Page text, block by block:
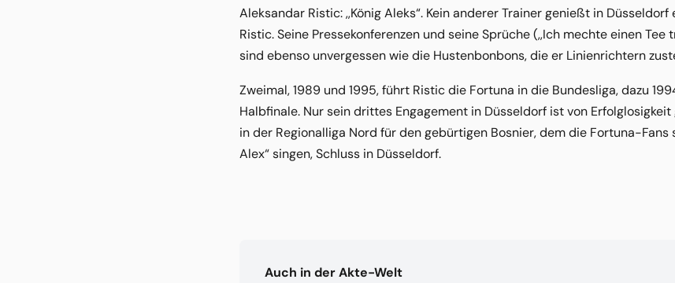
Aleksandar Ristic: ,,König Aleks“. Kein anderer Trainer genießt in
Ristic. Seine Pressekonferenzen und seine Sprüche (,,Ich mechte einen Tee
sind ebenso unvergessen wie die Hustenbonbons, die er Linienrichtern
Zweimal, 1989 und 1995, führt Ristic die Fortuna in die Bundesliga, dazu
Halbfinale. Nur sein drittes Engagement in Düsseldorf ist von
in der Regionalliga Nord für den gebürtigen Bosnier, dem die Fortuna-
Alex“ singen, Schluss in Düsseldorf.
Auch in der Akte-Welt